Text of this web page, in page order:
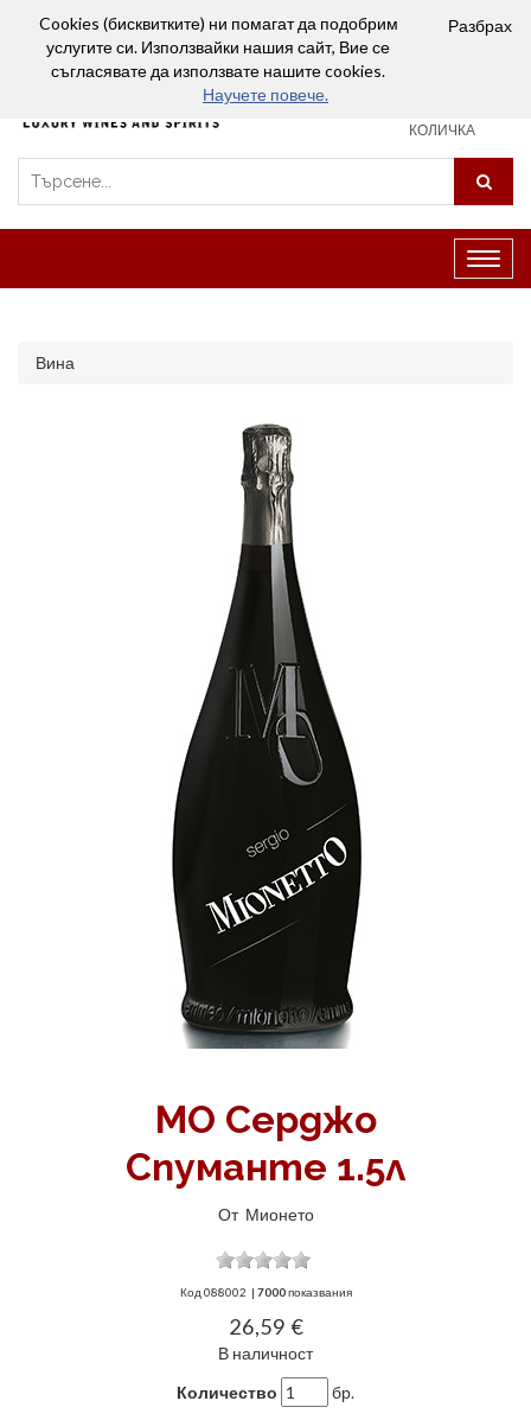
Разбрах
Cookies (бисквитките) ни помагат да подобрим
услугите си. Използвайки нашия сайт, Вие се
съгласявате да използвате нашите cookies.
Научете повече.
КОЛИЧКА
на
Вина
МО Серджо
Спуманте 1.5л
От Мионето
Код 088002 | 7000показвания
26,59 €
В наличност
Количество
бр.